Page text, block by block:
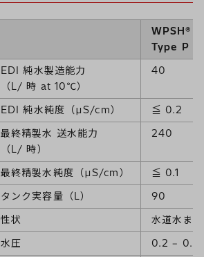
WPSH® II
Type P
EDI 純水製造能力
（L/ 時 at 10℃）
40
EDI 純水純度（µS/cm）
≦ 0.2
最終精製水 送水能力
（L/ 時）
240
最終精製水純度（µS/cm）
≦ 0.1
タンク実容量（L）
90
性状
水道水ま
水圧
0.2 ‒ 0.6